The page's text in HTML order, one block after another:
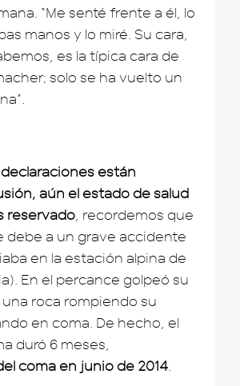
“Me senté frente a él, lo
manos y lo miré. Su cara,
es la típica cara de
solo se ha vuelto un
están
aún el estado de salud
reservado , recordemos que
debe a un grave accidente
en la estación alpina de
En el percance golpeó su
roca rompiendo su
en coma. De hecho, el
duró 6 meses,
coma en junio de 2014